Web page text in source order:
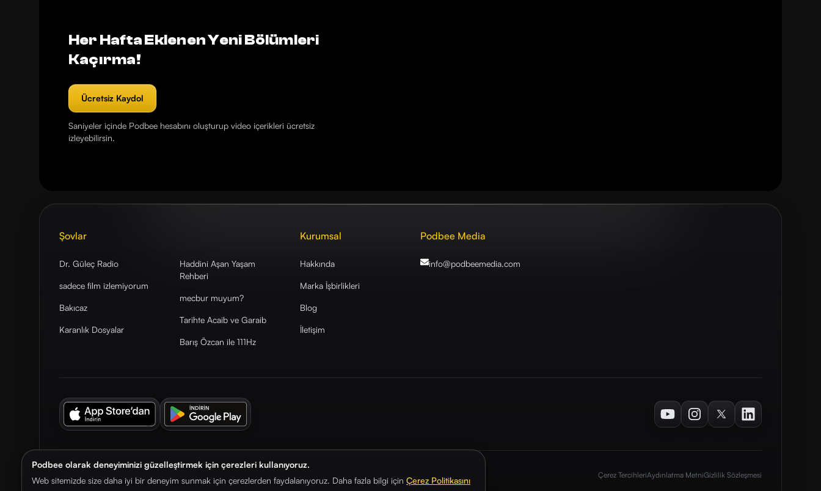
Podbee olarak deneyiminizi güzelleştirmek için çerezleri kullanıyoruz.
Web sitemizde size daha iyi bir deneyim sunmak için çerezlerden faydalanıyoruz. Daha fazla bilgi için Çerez Politikasını
Her Hafta Eklenen Yeni Bölümleri
Kaçırma!
Ücretsiz Kaydol
Saniyeler içinde Podbee hesabını oluşturup video içerikleri ücretsiz
izleyebilirsin.
Şovlar
Dr. Güleç Radio
sadece film izlemiyorum
Bakıcaz
Karanlık Dosyalar
Haddini Aşan Yaşam
Rehberi
mecbur muyum?
Tarihte Acaib ve Garaib
Barış Özcan ile 111Hz
Kurumsal
Hakkında
Marka İşbirlikleri
Blog
İletişim
Podbee Media
info@podbeemedia.com
YoutubeInstagramTwitterLinkedIn
© 2026. Podbee Media. Tüm hakları saklıdır. Çerez TercihleriAydınlatma MetniGizlilik Sözleşmesi